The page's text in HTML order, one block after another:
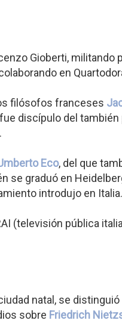
Gioberti, militando
en
filósofos franceses
discípulo del
.
Eco, del que
se graduó en
introdujo en Italia.
(televisión pública
natal, se
sobre Friedrich